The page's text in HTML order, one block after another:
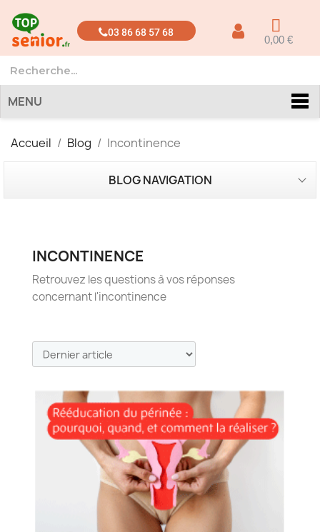
03 86 68 57 68
0,00 €
MENU
Accueil Blog Incontinence
BLOG NAVIGATION
INCONTINENCE
Retrouvez les questions à vos réponses
concernant l'incontinence